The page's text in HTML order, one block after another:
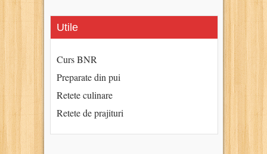
Utile
Curs BNR
Preparate din pui
Retete culinare
Retete de prajituri